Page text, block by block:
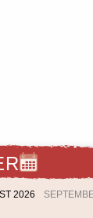
2026